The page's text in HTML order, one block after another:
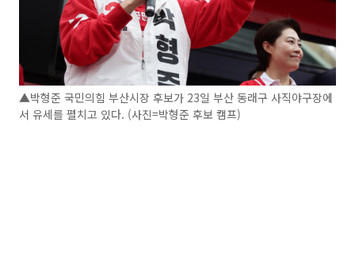
▲박형준 국민의힘 부산시장 후보가 23일 부산 동래구 사직야구장에
서 유세를 펼치고 있다. (사진=박형준 후보 캠프)